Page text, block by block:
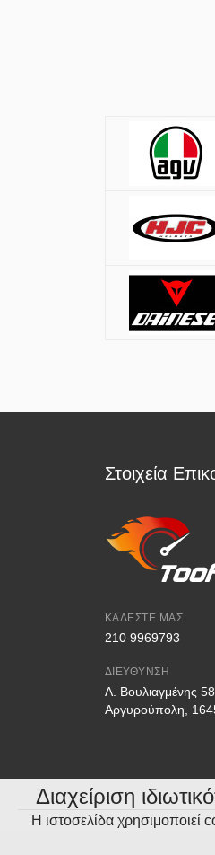
Όλες οι
Η
Άτοκες
Στοιχεία
ΚΑΛΈΣΤΕ ΜΑΣ
210 9969793
ΔΙΕΎΘΥΝΣΗ
Λ. Βουλιαγμένης
Αργυρούπολη,
Διαχείριση
Η ιστοσελίδα